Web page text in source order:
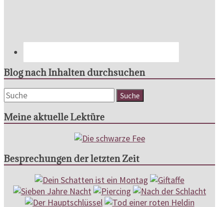
Blog nach Inhalten durchsuchen
Meine aktuelle Lektüre
Besprechungen der letzten Zeit